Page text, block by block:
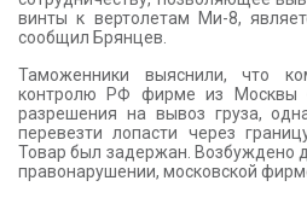
винты к вертолетам Ми-8,
сообщил Брянцев.
Таможенники выяснили, что
контролю РФ фирме из Москвы
разрешения на вывоз груза,
перевезти лопасти через
Товар был задержан. Возбуждено
правонарушении, московской